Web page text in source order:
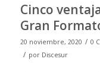
Cinco
Gran
20 noviembre, 2020 / 0
/ por Discesur